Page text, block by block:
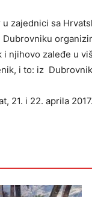
zajednici sa
njihovo zaleđe u
i to: iz
21. i 22. aprila